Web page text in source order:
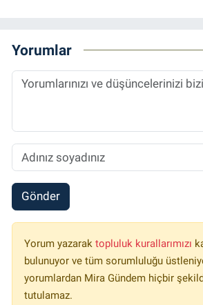
Yorumlar
Gönder
Yorum yazarak topluluk kurallarımızı
bulunuyor ve tüm sorumluluğu
yorumlardan Mira Gündem hiçbir
tutulamaz.